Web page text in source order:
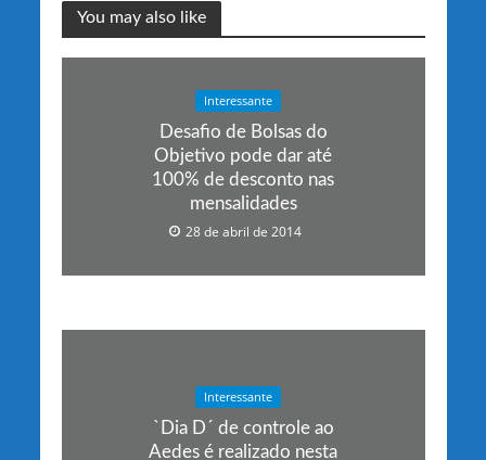
You may also like
Interessante
Desafio de Bolsas do
Objetivo pode dar até
100% de desconto nas
mensalidades
28 de abril de 2014
Interessante
`Dia D´ de controle ao
Aedes é realizado nesta